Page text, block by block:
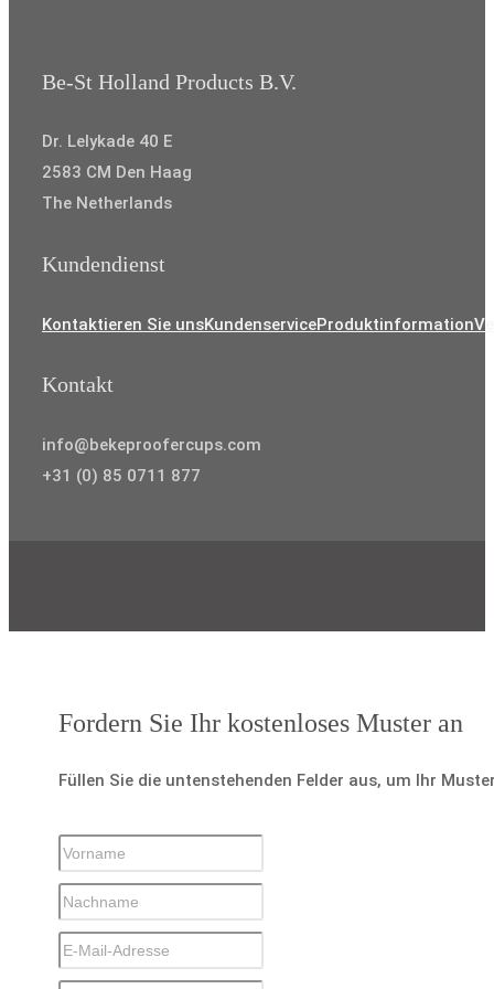
Be-St Holland Products B.V.
Dr. Lelykade 40 E
2583 CM Den Haag
The Netherlands
Kundendienst
Kontaktieren Sie unsKundenserviceProduktinformation
Kontakt
info@bekeproofercups.com
+31 (0) 85 0711 877
Fordern Sie Ihr kostenloses Muster an
Füllen Sie die untenstehenden Felder aus, um Ihr